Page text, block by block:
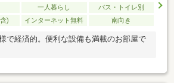
一人暮らし
バス・トイレ別
)
インターネット無料 南向き
で経済的。便利な設備も満載のお部屋で